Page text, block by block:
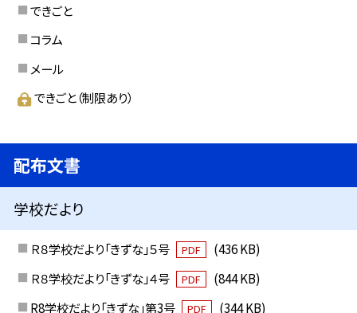
できごと
コラム
メール
できごと（制限あり）
配布文書
学校だより
Ｒ８学校だより「きずな」５号 PDF
(436 KB)
Ｒ８学校だより「きずな」４号
PDF
(844 KB)
R8学校だより「きずな」第3号
PDF (344 KB)